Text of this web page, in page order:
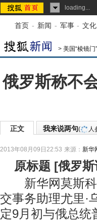
loading...
首页 - 新闻 - 军事 - 文化
> 美国“棱镜门
俄罗斯称不
正文 我来说两句( 人
2013年08月09日22:53 来源： 新华
原标题 [俄罗
新华网莫斯科8
交事务助理尤里·
定9月初与俄总统